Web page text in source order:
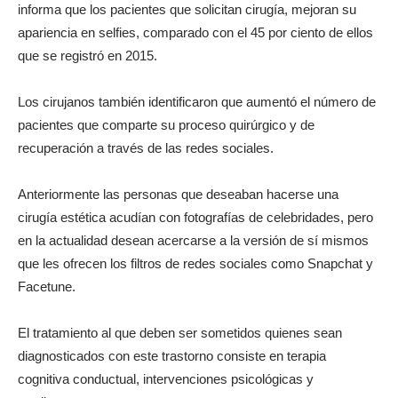
informa que los pacientes que solicitan cirugía, mejoran su
apariencia en selfies, comparado con el 45 por ciento de ellos
que se registró en 2015.
Los cirujanos también identificaron que aumentó el número de
pacientes que comparte su proceso quirúrgico y de
recuperación a través de las redes sociales.
Anteriormente las personas que deseaban hacerse una
cirugía estética acudían con fotografías de celebridades, pero
en la actualidad desean acercarse a la versión de sí mismos
que les ofrecen los filtros de redes sociales como Snapchat y
Facetune.
El tratamiento al que deben ser sometidos quienes sean
diagnosticados con este trastorno consiste en terapia
cognitiva conductual, intervenciones psicológicas y